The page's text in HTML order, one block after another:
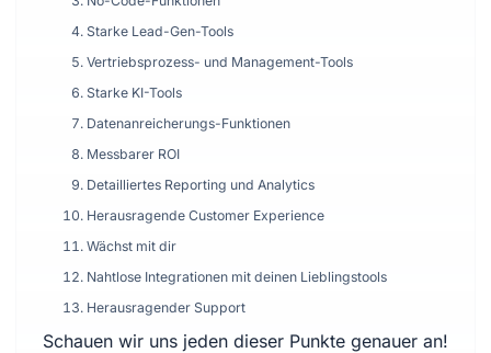
Starke Lead-Gen-Tools
Vertriebsprozess- und Management-Tools
Starke KI-Tools
Datenanreicherungs-Funktionen
Messbarer ROI
Detailliertes Reporting und Analytics
Herausragende Customer Experience
Wächst mit dir
Nahtlose Integrationen mit deinen Lieblingstools
Herausragender Support
Schauen wir uns jeden dieser Punkte genauer an!